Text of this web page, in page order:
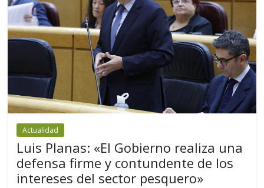
Actualidad
Luis Planas: «El Gobierno realiza una
defensa firme y contundente de los
intereses del sector pesquero»